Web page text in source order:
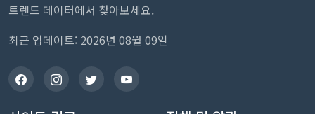
트렌드 데이터에서 찾아보세요.
최근 업데이트: 2026년 08월 09일